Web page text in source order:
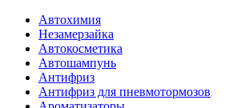
Автохимия
Незамерзайка
Автокосметика
Автошампунь
Антифриз
Антифриз для пневмотормозов